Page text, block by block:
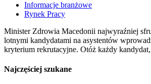
Informacje branżowe
Rynek Pracy
Minister Zdrowia Macedonii najwyraźniej
lotnymi kandydatami na asystentów
kryterium rekrutacyjne. Otóż każdy
Najczęściej szukane